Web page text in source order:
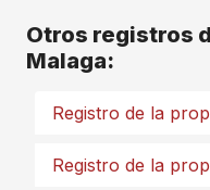
Otros registros
Malaga:
Registro de la
Registro de la